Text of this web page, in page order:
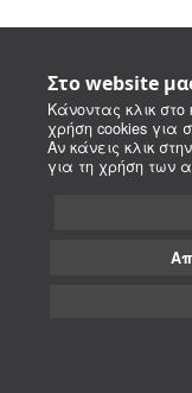
Στο website
Κάνοντας κλικ
χρήση cookies για
Αν κάνεις κλικ
για τη χρήση των